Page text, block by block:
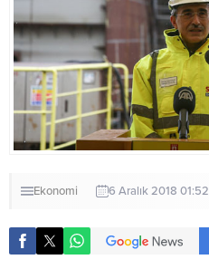
Ekonomi 6 Aralık 2018 01:52